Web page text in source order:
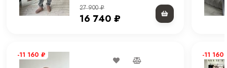
Лёгкий и тёплый зимний вариант
Качественный крой
27 900₽
16 740 ₽
-11 160 ₽ -11 160